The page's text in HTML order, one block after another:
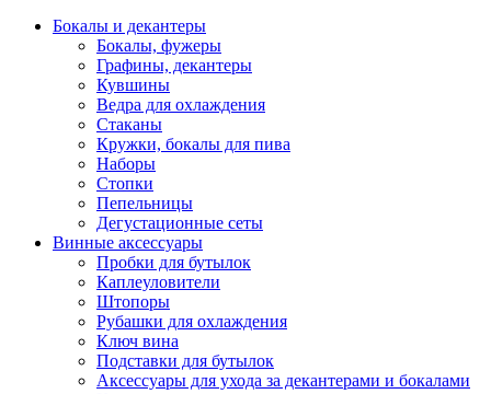
Бокалы и декантеры
Бокалы, фужеры
Графины, декантеры
Кувшины
Ведра для охлаждения
Стаканы
Кружки, бокалы для пива
Наборы
Стопки
Пепельницы
Дегустационные сеты
Винные аксессуары
Пробки для бутылок
Каплеуловители
Штопоры
Рубашки для охлаждения
Ключ вина
Подставки для бутылок
Аксессуары для ухода за декантерами и бокалами